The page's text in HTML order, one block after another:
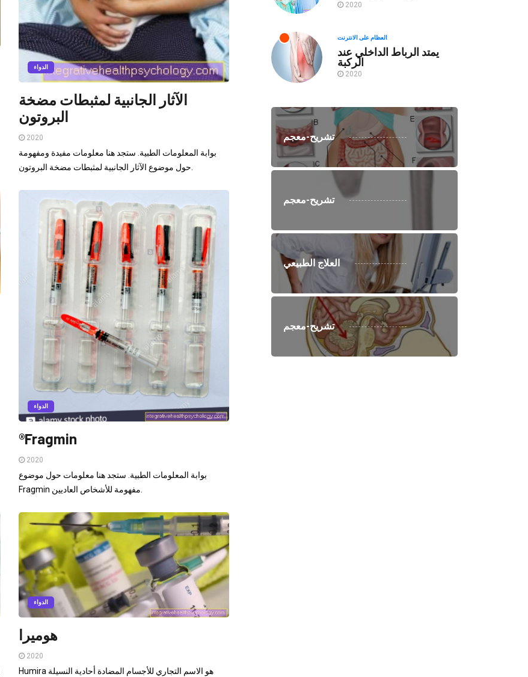
الدواء
الآثار الجانبية لمثبطات مضخة
البروتون
2020
بوابة المعلومات الطبية. ستجد هنا معلومات مفيدة ومفهومة
حول موضوع الآثار الجانبية لمثبطات مضخة البروتون.
الدواء
®Fragmin
2020
بوابة المعلومات الطبية. ستجد هنا معلومات حول موضوع
الدواء
هوميرا
2020
Humira هو الاسم التجاري للأجسام المضادة أحادية النسيلة
2020
العظام على الانترنت
يمتد الرباط الداخلي عند
الركبة
2020
تشريح-معجم
تشريح-معجم
العلاج الطبيعي
تشريح-معجم